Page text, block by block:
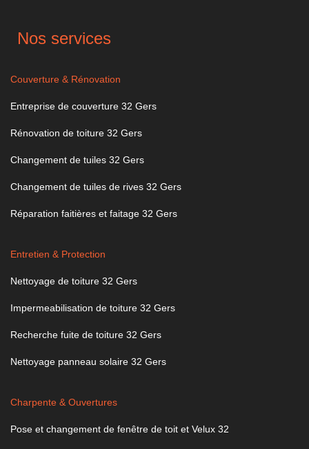
Nos services
Couverture & Rénovation
Entreprise de couverture 32 Gers
Rénovation de toiture 32 Gers
Changement de tuiles 32 Gers
Changement de tuiles de rives 32 Gers
Réparation faitières et faitage 32 Gers
Entretien & Protection
Nettoyage de toiture 32 Gers
Impermeabilisation de toiture 32 Gers
Recherche fuite de toiture 32 Gers
Nettoyage panneau solaire 32 Gers
Charpente & Ouvertures
Pose et changement de fenêtre de toit et Velux 32